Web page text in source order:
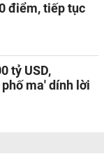
điểm, tiếp tục
tỷ USD,
ma' dính lời